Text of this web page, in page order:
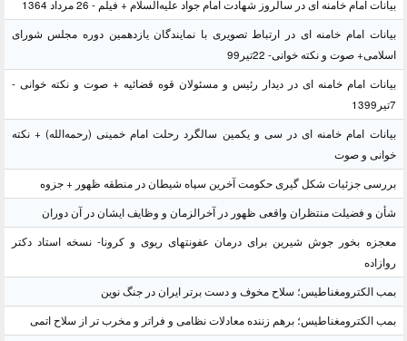
بیانات امام خامنه ای در سالروز شهادت امام جواد علیه‌السلام + فیلم - 26 مرداد 1364
بیانات امام خامنه ای در ارتباط تصویری با نمایندگان یازدهمین دوره مجلس شورای
اسلامی+ صوت و نکته خوانی- 22تیر99
بیانات امام خامنه ای در دیدار رئیس و مسئولان قوه قضائیه + صوت و نکته خوانی -
7تیر1399
بیانات امام خامنه ای در سی و یکمین سالگرد رحلت امام خمینی (رحمه‌الله) + نکته
خوانی و صوت
بررسی جزئیات شکل گیری حکومت آخرین سپاه شیطان در منطقه ظهور + جزوه
شأن و فضیلت منتظران واقعی ظهور در آخرالزمان و وظایف ایشان در آن دوران
معجزه بخور جوش شیرین برای درمان عفونتهای ریوی و کرونا- نسخه استاد دکتر
روازاده
بمب الکترومغناطیس؛ سلاح مخوف و دست برتر ایران در جنگ نوین
بمب الکترومغناطیس؛ برهم زننده معادلات نظامی و فراتر و مخرب تر از سلاح اتمی